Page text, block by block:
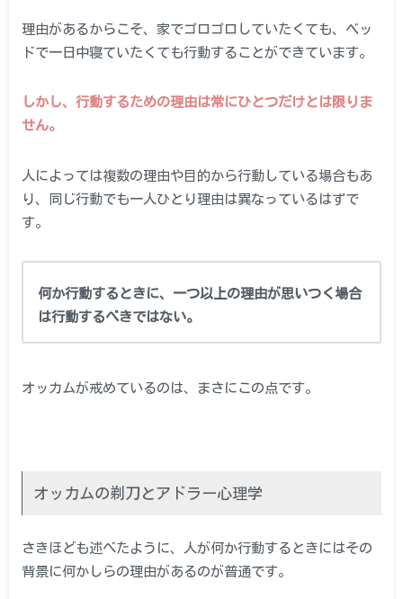
理由があるからこそ、家でゴロゴロしていたくても、ベッ
ドで一日中寝ていたくても行動することができています。
しかし、行動するための理由は常にひとつだけとは限りま
せん。
人によっては複数の理由や目的から行動している場合もあ
り、同じ行動でも一人ひとり理由は異なっているはずで
す。
何か行動するときに、一つ以上の理由が思いつく場合
は行動するべきではない。
オッカムが戒めているのは、まさにこの点です。
オッカムの剃刀とアドラー心理学
さきほども述べたように、人が何か行動するときにはその
背景に何かしらの理由があるのが普通です。